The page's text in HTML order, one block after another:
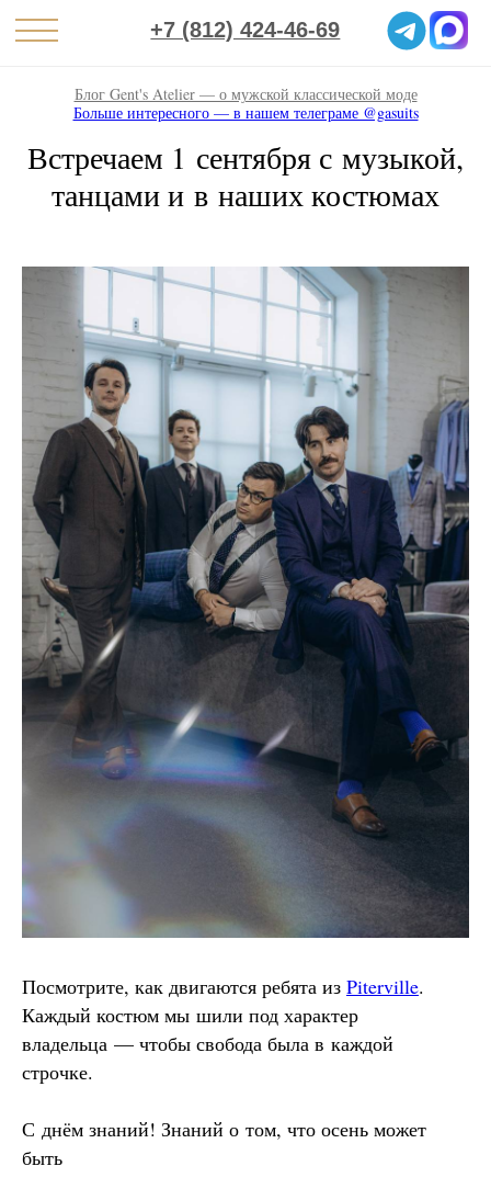
+7 (812) 424-46-69
Блог Gent's Atelier — о мужской классической моде
Больше интересного — в нашем телеграме @gasuits
Встречаем 1 сентября с музыкой,
танцами и в наших костюмах
Посмотрите, как двигаются ребята из Piterville.
Каждый костюм мы шили под характер
владельца — чтобы свобода была в каждой
строчке.
С днём знаний! Знаний о том, что осень может
быть